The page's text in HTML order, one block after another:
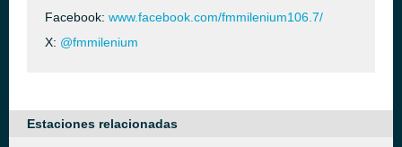
Facebook: www.facebook.com/fmmilenium106.7/
X: @fmmilenium
Estaciones relacionadas